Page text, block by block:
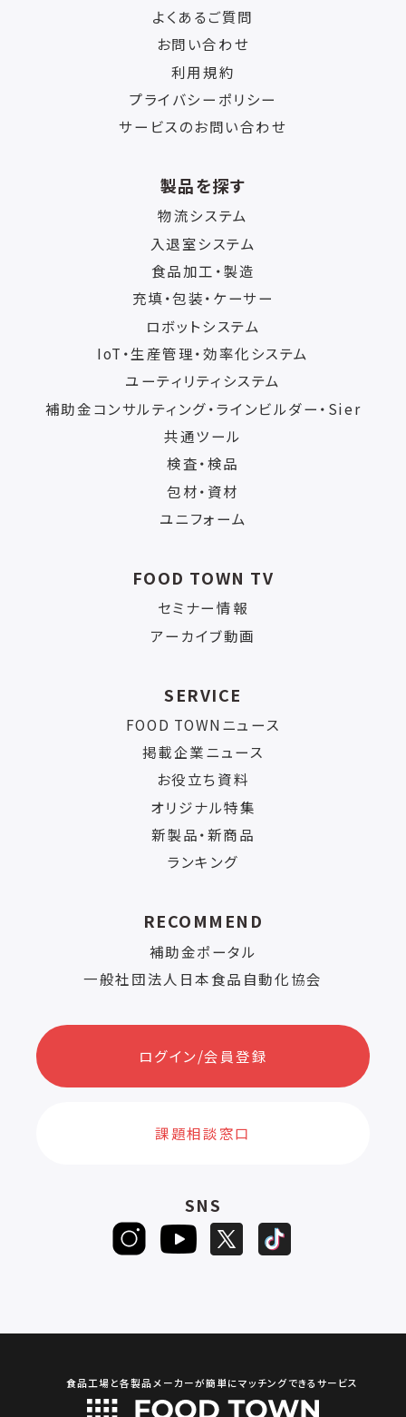
よくあるご質問
お問い合わせ
利用規約
プライバシーポリシー
サービスのお問い合わせ
製品を探す
物流システム
入退室システム
食品加工・製造
充填・包装・ケーサー
ロボットシステム
IoT・生産管理・効率化システム
ユーティリティシステム
補助金コンサルティング・ラインビルダー・Sier
共通ツール
検査・検品
包材・資材
ユニフォーム
FOOD TOWN TV
セミナー情報
アーカイブ動画
SERVICE
FOOD TOWNニュース
掲載企業ニュース
お役立ち資料
オリジナル特集
新製品・新商品
ランキング
RECOMMEND
補助金ポータル
一般社団法人日本食品自動化協会
ログイン/会員登録
課題相談窓口
SNS
食品工場と各製品メーカーが簡単にマッチングできるサービス